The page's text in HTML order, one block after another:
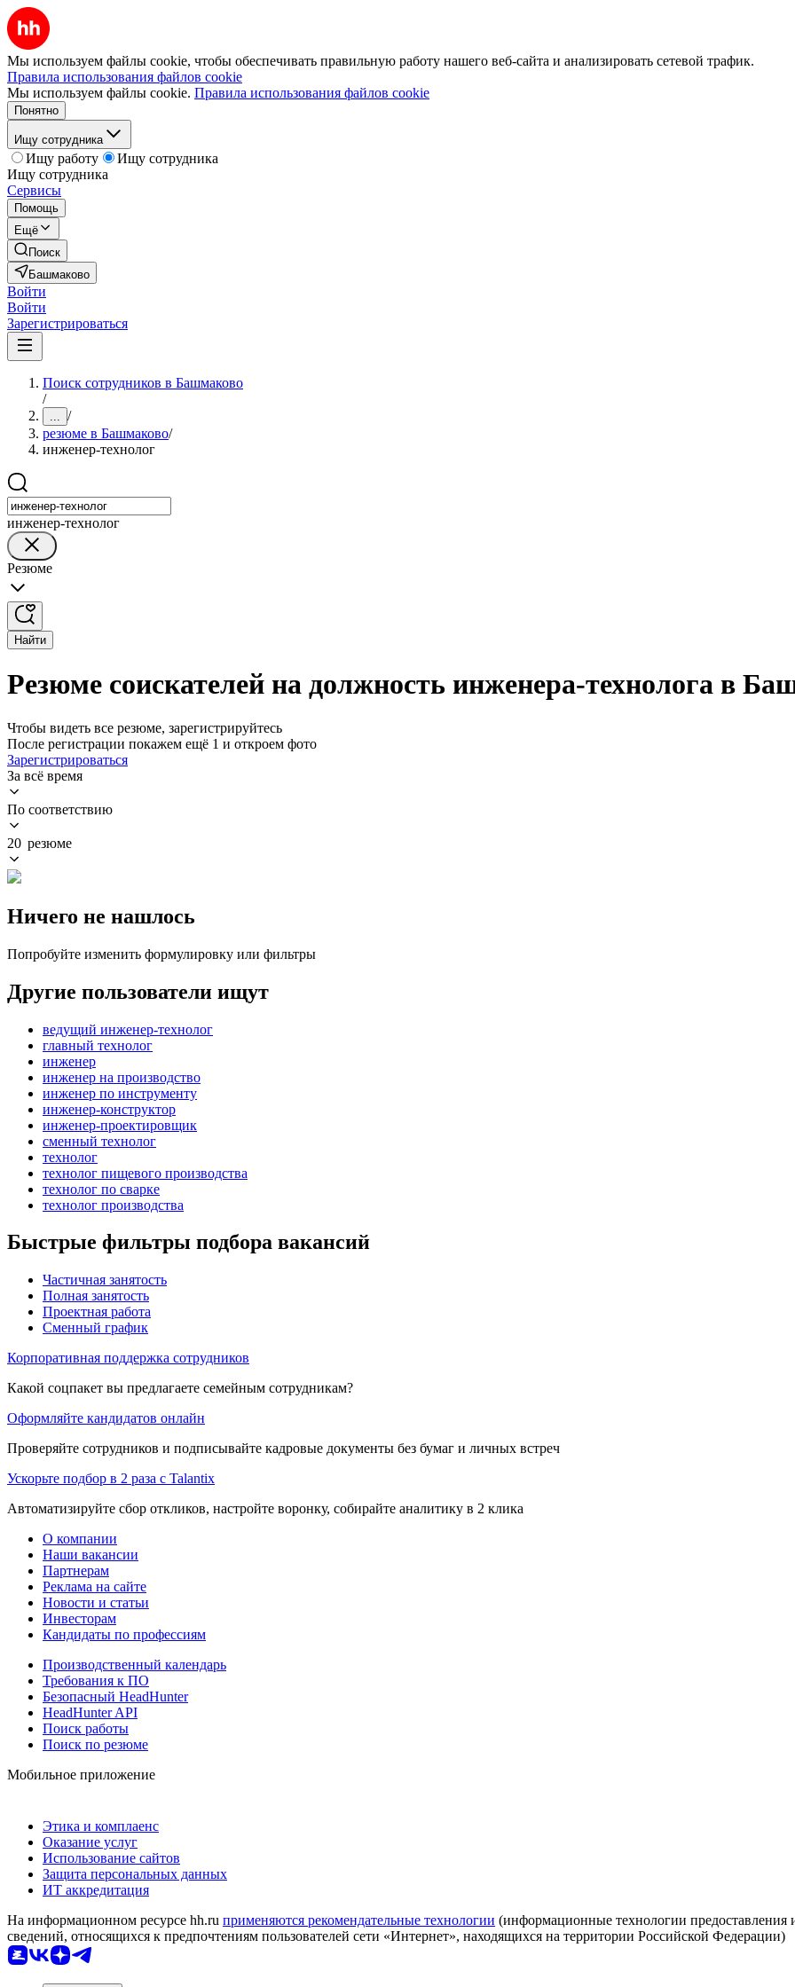
Мы используем файлы cookie, чтобы обеспечивать правильную работу нашего веб-сайта и анализировать сетевой трафик.
Правила использования файлов cookie
Мы используем файлы cookie. Правила использования файлов cookie
Понятно
Ищу сотрудника
Ищу работу
Ищу сотрудника
Ищу сотрудника
Сервисы
Помощь
Ещё
Поиск
Башмаково
Войти
Войти
Зарегистрироваться
Поиск сотрудников в Башмаково
/
... /
резюме в Башмаково/
инженер-технолог
инженер-технолог
Резюме
Найти
Резюме соискателей на должность инженера-технолога в
Чтобы видеть все резюме, зарегистрируйтесь
После регистрации покажем ещё 1 и откроем фото
Зарегистрироваться
За всё время
По соответствию
20 резюме
Ничего не нашлось
Попробуйте изменить формулировку или фильтры
Другие пользователи ищут
ведущий инженер-технолог
главный технолог
инженер
инженер на производство
инженер по инструменту
инженер-конструктор
инженер-проектировщик
сменный технолог
технолог
технолог пищевого производства
технолог по сварке
технолог производства
Быстрые фильтры подбора вакансий
Частичная занятость
Полная занятость
Проектная работа
Сменный график
Корпоративная поддержка сотрудников
Какой соцпакет вы предлагаете семейным сотрудникам?
Оформляйте кандидатов онлайн
Проверяйте сотрудников и подписывайте кадровые документы без бумаг и личных встреч
Ускорьте подбор в 2 раза с Talantix
Автоматизируйте сбор откликов, настройте воронку, собирайте аналитику в 2 клика
О компании
Наши вакансии
Партнерам
Реклама на сайте
Новости и статьи
Инвесторам
Кандидаты по профессиям
Производственный календарь
Требования к ПО
Безопасный HeadHunter
HeadHunter API
Поиск работы
Поиск по резюме
Мобильное приложение
Этика и комплаенс
Оказание услуг
Использование сайтов
Защита персональных данных
ИТ аккредитация
На информационном ресурсе hh.ru применяются рекомендательные технологии (информационные технологии предоставления
сведений, относящихся к предпочтениям пользователей сети «Интернет», находящихся на территории Российской Федерации)